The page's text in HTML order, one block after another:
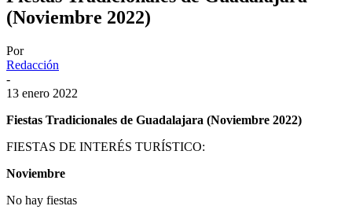
(Noviembre 2022)
Por
Redacción
-
13 enero 2022
Fiestas Tradicionales de Guadalajara (Noviembre 2022)
FIESTAS DE INTERÉS TURÍSTICO:
Noviembre
No hay fiestas